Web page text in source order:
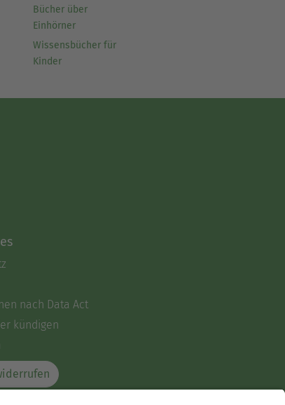
Bücher über
Einhörner
Wissensbücher für
Kinder
nach Data Act
kündigen